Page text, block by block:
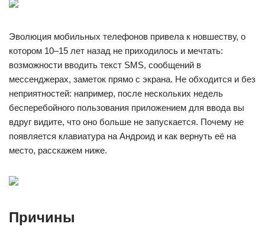
Эволюция мобильных телефонов привела к новшеству, о
котором 10–15 лет назад не приходилось и мечтать:
возможности вводить текст SMS, сообщений в
мессенджерах, заметок прямо с экрана. Не обходится и без
неприятностей: например, после нескольких недель
бесперебойного пользования приложением для ввода вы
вдруг видите, что оно больше не запускается. Почему не
появляется клавиатура на Андроид и как вернуть её на
место, расскажем ниже.
Причины